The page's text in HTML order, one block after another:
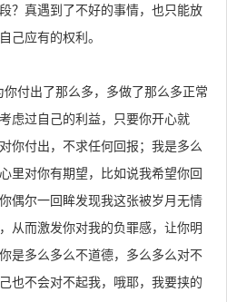
？真遇到了不好的事情，也只能放
己应有的权利。
付出了那么多，多做了那么多正常
虑过自己的利益，只要你开心就
你付出，不求任何回报；我是多么
里对你有期望，比如说我希望你回
偶尔一回眸发现我这张被岁月无情
从而激发你对我的负罪感，让你明
是多么多么不道德，多么多么对不
也不会对不起我，哦耶，我要挟的